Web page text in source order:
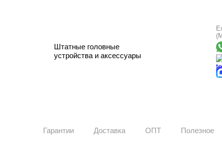
Штатные головные
устройства и аксессуары
Гарантии Доставка ОПТ Полезное